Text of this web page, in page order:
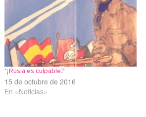
‘¡Rusia es culpable!’
15 de octubre de 2016
En «Noticias»